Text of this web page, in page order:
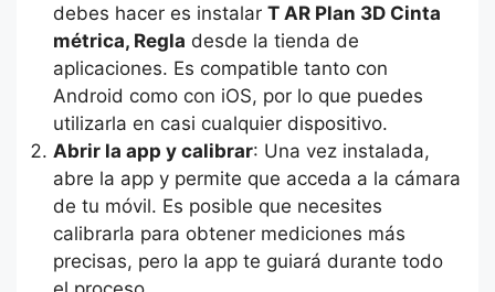
debes hacer es instalar T AR Plan 3D Cinta
métrica, Regla desde la tienda de
aplicaciones. Es compatible tanto con
Android como con iOS, por lo que puedes
utilizarla en casi cualquier dispositivo.
Abrir la app y calibrar: Una vez instalada,
abre la app y permite que acceda a la cámara
de tu móvil. Es posible que necesites
calibrarla para obtener mediciones más
precisas, pero la app te guiará durante todo